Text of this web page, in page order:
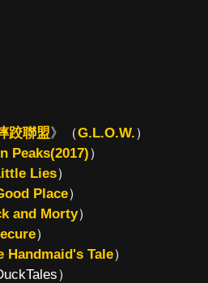
跤聯盟》（G.L.O.W.）
Peaks(2017)）
Lies）
Place）
and Morty）
）
Handmaid's Tale）
）